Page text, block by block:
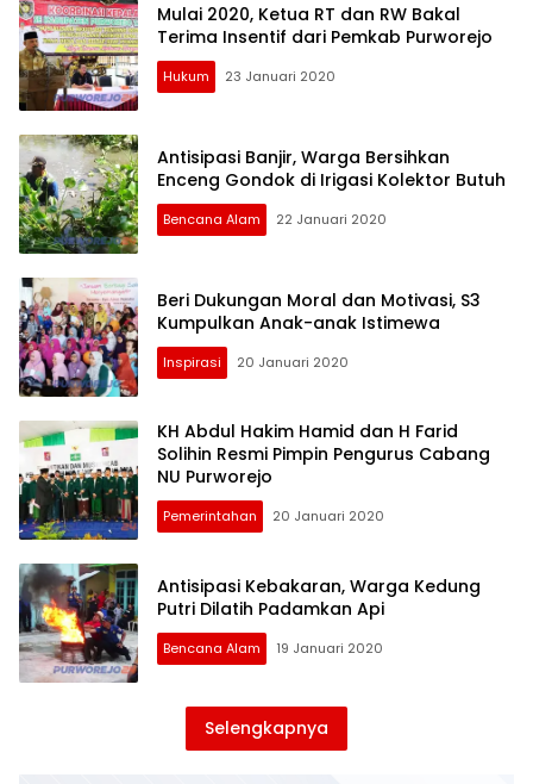
Mulai 2020, Ketua RT dan RW Bakal
Terima Insentif dari Pemkab Purworejo
Hukum 23 Januari 2020
Antisipasi Banjir, Warga Bersihkan
Enceng Gondok di Irigasi Kolektor Butuh
Bencana Alam 22 Januari 2020
Beri Dukungan Moral dan Motivasi, S3
Kumpulkan Anak-anak Istimewa
Inspirasi 20 Januari 2020
KH Abdul Hakim Hamid dan H Farid
Solihin Resmi Pimpin Pengurus Cabang
NU Purworejo
Pemerintahan 20 Januari 2020
Antisipasi Kebakaran, Warga Kedung
Putri Dilatih Padamkan Api
Bencana Alam 19 Januari 2020
Selengkapnya